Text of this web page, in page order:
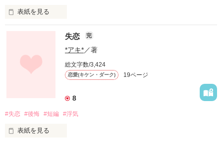
「誰が？誰の？婚約者ですか？」
「君が、僕の、婚約者だよ」
エレガントな容姿とうって変わり、超強引で非常識
私の平穏な生活をかき乱し、翻弄する男
某大手商事会社の御曹司　葛城　匠（21）
借金のカタに、この変わり者の元へ嫁ぐ事となる
結婚まで残された執行猶予は大学四年間…
表紙を見る
今日も君の為に涙を流す
明日も明後日もいつまでながせばいい？
辛いけど､言えない
失恋 完
*アキ*／著
総文字数/3,424
恋愛(キケン・ダーク) 19ページ
8
#失恋 #後悔 #短編 #浮気
表紙を見る